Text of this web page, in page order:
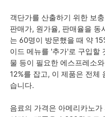
객단가를 산출하기 위한 보
판매가, 원가율, 판매율을 동
는 60명이 방문했을 때 약
이드 메뉴를 '추가'로 구입할
물 등이 필요한 에스프레소
12%를 잡고, 이 제품은 전체
습니다.
음료의 가격은 아메리카노